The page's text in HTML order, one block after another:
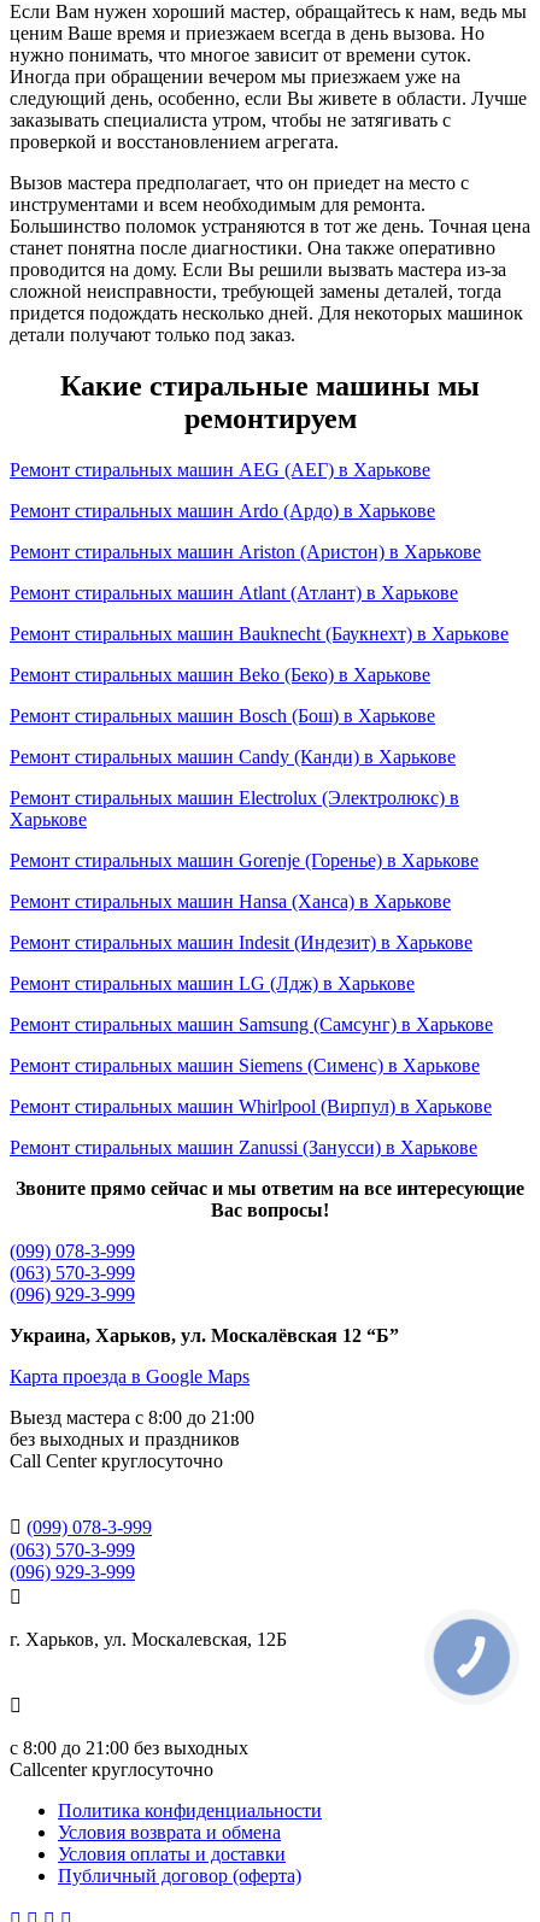
Если Вам нужен хороший мастер, обращайтесь к нам, ведь мы
ценим Ваше время и приезжаем всегда в день вызова. Но
нужно понимать, что многое зависит от времени суток.
Иногда при обращении вечером мы приезжаем уже на
следующий день, особенно, если Вы живете в области. Лучше
заказывать специалиста утром, чтобы не затягивать с
проверкой и восстановлением агрегата.
Вызов мастера предполагает, что он приедет на место с
инструментами и всем необходимым для ремонта.
Большинство поломок устраняются в тот же день. Точная цена
станет понятна после диагностики. Она также оперативно
проводится на дому. Если Вы решили вызвать мастера из-за
сложной неисправности, требующей замены деталей, тогда
придется подождать несколько дней. Для некоторых машинок
детали получают только под заказ.
Какие стиральные машины мы
ремонтируем
Ремонт стиральных машин AEG (АЕГ) в Харькове
Ремонт стиральных машин Ardo (Ардо) в Харькове
Ремонт стиральных машин Ariston (Аристон) в Харькове
Ремонт стиральных машин Atlant (Атлант) в Харькове
Ремонт стиральных машин Bauknecht (Баукнехт) в Харькове
Ремонт стиральных машин Beko (Беко) в Харькове
Ремонт стиральных машин Bosch (Бош) в Харькове
Ремонт стиральных машин Candy (Канди) в Харькове
Ремонт стиральных машин Electrolux (Электролюкс) в
Харькове
Ремонт стиральных машин Gorenje (Горенье) в Харькове
Ремонт стиральных машин Hansa (Ханса) в Харькове
Ремонт стиральных машин Indesit (Индезит) в Харькове
Ремонт стиральных машин LG (Лдж) в Харькове
Ремонт стиральных машин Samsung (Самсунг) в Харькове
Ремонт стиральных машин Siemens (Сименс) в Харькове
Ремонт стиральных машин Whirlpool (Вирпул) в Харькове
Ремонт стиральных машин Zanussi (Занусси) в Харькове
Звоните прямо сейчас и мы ответим на все интересующие
Вас вопросы!
(099) 078-3-999
(063) 570-3-999
(096) 929-3-999
Украина, Харьков, ул. Москалёвская 12 “Б”
Карта проезда в Google Maps
Выезд мастера с 8:00 до 21:00
без выходных и праздников
Сall Сenter круглосуточно
 (099) 078-3-999
(063) 570-3-999
(096) 929-3-999

г. Харьков, ул. Москалевская, 12Б

с 8:00 до 21:00 без выходных
Callcenter круглосуточно
Политика конфиденциальности
Условия возврата и обмена
Условия оплаты и доставки
Публичный договор (оферта)
КНОПКА
СВЯЗИ